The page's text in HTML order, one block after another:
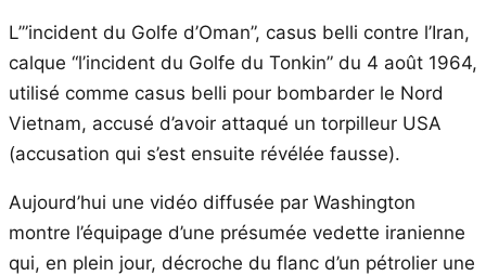
L’”incident du Golfe d’Oman”, casus belli contre l’Iran,
calque “l’incident du Golfe du Tonkin” du 4 août 1964,
utilisé comme casus belli pour bombarder le Nord
Vietnam, accusé d’avoir attaqué un torpilleur USA
(accusation qui s’est ensuite révélée fausse).
Aujourd’hui une vidéo diffusée par Washington
montre l’équipage d’une présumée vedette iranienne
qui, en plein jour, décroche du flanc d’un pétrolier une